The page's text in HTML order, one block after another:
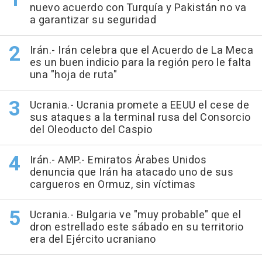
nuevo acuerdo con Turquía y Pakistán no va
a garantizar su seguridad
Irán.- Irán celebra que el Acuerdo de La Meca
es un buen indicio para la región pero le falta
una "hoja de ruta"
Ucrania.- Ucrania promete a EEUU el cese de
sus ataques a la terminal rusa del Consorcio
del Oleoducto del Caspio
Irán.- AMP.- Emiratos Árabes Unidos
denuncia que Irán ha atacado uno de sus
cargueros en Ormuz, sin víctimas
Ucrania.- Bulgaria ve "muy probable" que el
dron estrellado este sábado en su territorio
era del Ejército ucraniano